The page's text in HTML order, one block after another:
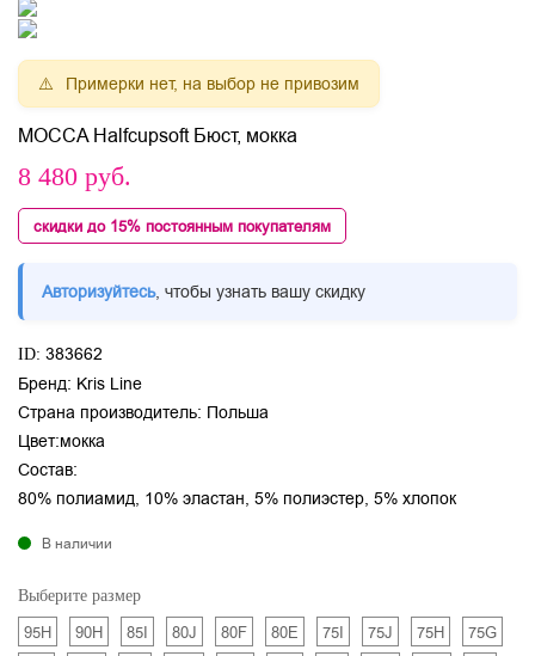
Примерки нет, на выбор не привозим
MOCCA Halfcupsoft Бюст, мокка
8 480 руб.
скидки до 15% постоянным покупателям
Авторизуйтесь, чтобы узнать вашу скидку
ID: 383662
Бренд: Kris Line
Страна производитель: Польша
Цвет:мокка
Состав:
80% полиамид, 10% эластан, 5% полиэстер, 5% хлопок
В наличии
Выберите размер
95H 90H 85I 80J 80F 80E 75I 75J 75H
75G